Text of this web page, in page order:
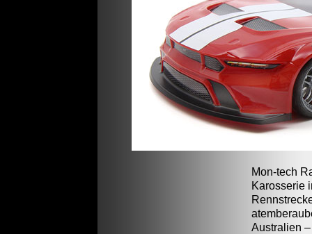
Mon-tech
Karosserie
Australien